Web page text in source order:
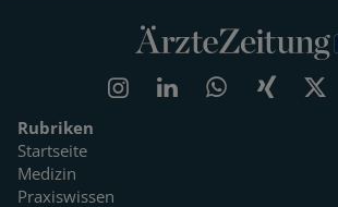
Rubriken
Startseite
Medizin
Praxiswissen